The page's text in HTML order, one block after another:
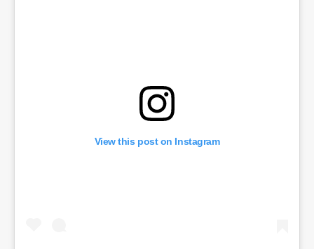
View this post on Instagram